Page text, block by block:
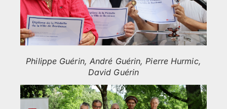
Philippe Guérin, André Guérin, Pierre Hurmic,
David Guérin